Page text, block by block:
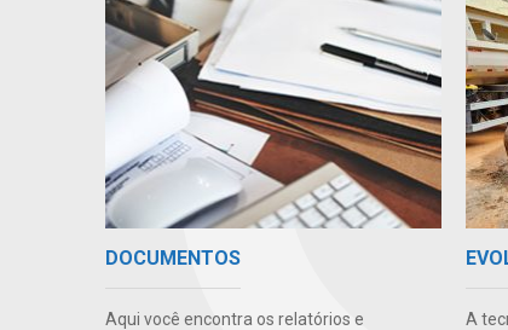
DOCUMENTOS
Aqui você encontra os relatórios e
A